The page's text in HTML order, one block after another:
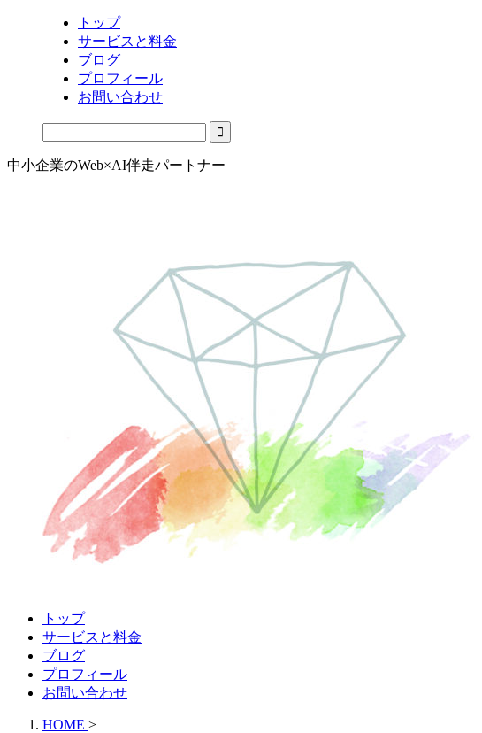
トップ
サービスと料金
ブログ
プロフィール
お問い合わせ
中小企業のWeb×AI伴走パートナー
トップ
サービスと料金
ブログ
プロフィール
お問い合わせ
HOME >